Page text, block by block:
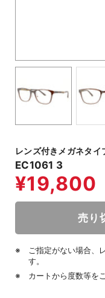
レンズ付きメガネタイ
EC1061 3
ご指定がない場合、
す。
カートから度数等を